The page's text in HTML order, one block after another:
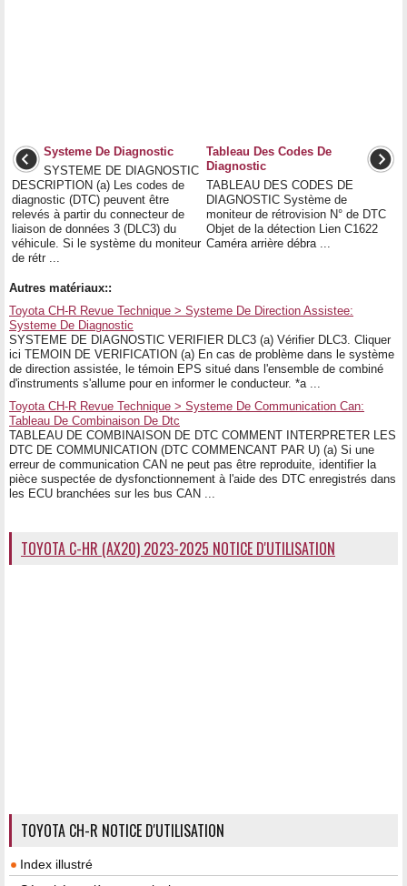
Systeme De Diagnostic
SYSTEME DE DIAGNOSTIC
DESCRIPTION (a) Les codes de
diagnostic (DTC) peuvent être
relevés à partir du connecteur de
liaison de données 3 (DLC3) du
véhicule. Si le système du moniteur
de rétr ...
Tableau Des Codes De
Diagnostic
TABLEAU DES CODES DE
DIAGNOSTIC Système de
moniteur de rétrovision N° de DTC
Objet de la détection Lien C1622
Caméra arrière débra ...
Autres matériaux::
Toyota CH-R Revue Technique > Systeme De Direction Assistee:
Systeme De Diagnostic
SYSTEME DE DIAGNOSTIC VERIFIER DLC3 (a) Vérifier DLC3. Cliquer
ici TEMOIN DE VERIFICATION (a) En cas de problème dans le système
de direction assistée, le témoin EPS situé dans l'ensemble de combiné
d'instruments s'allume pour en informer le conducteur. *a ...
Toyota CH-R Revue Technique > Systeme De Communication Can:
Tableau De Combinaison De Dtc
TABLEAU DE COMBINAISON DE DTC COMMENT INTERPRETER LES
DTC DE COMMUNICATION (DTC COMMENCANT PAR U) (a) Si une
erreur de communication CAN ne peut pas être reproduite, identifier la
pièce suspectée de dysfonctionnement à l'aide des DTC enregistrés dans
les ECU branchées sur les bus CAN ...
TOYOTA C-HR (AX20) 2023-2025 NOTICE D'UTILISATION
TOYOTA CH-R NOTICE D'UTILISATION
Index illustré